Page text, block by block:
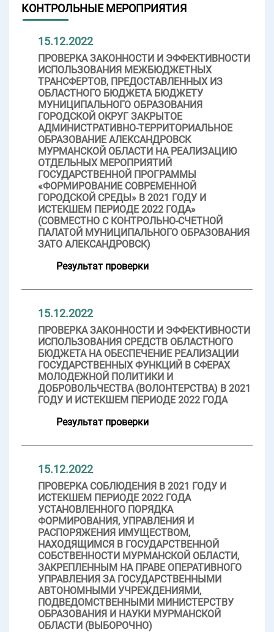
КОНТРОЛЬНЫЕ МЕРОПРИЯТИЯ
15.12.2022
ПРОВЕРКА ЗАКОННОСТИ И ЭФФЕКТИВНОСТИ
ИСПОЛЬЗОВАНИЯ МЕЖБЮДЖЕТНЫХ
ТРАНСФЕРТОВ, ПРЕДОСТАВЛЕННЫХ ИЗ
ОБЛАСТНОГО БЮДЖЕТА БЮДЖЕТУ
МУНИЦИПАЛЬНОГО ОБРАЗОВАНИЯ
ГОРОДСКОЙ ОКРУГ ЗАКРЫТОЕ
АДМИНИСТРАТИВНО-ТЕРРИТОРИАЛЬНОЕ
ОБРАЗОВАНИЕ АЛЕКСАНДРОВСК
МУРМАНСКОЙ ОБЛАСТИ НА РЕАЛИЗАЦИЮ
ОТДЕЛЬНЫХ МЕРОПРИЯТИЙ
ГОСУДАРСТВЕННОЙ ПРОГРАММЫ
«ФОРМИРОВАНИЕ СОВРЕМЕННОЙ
ГОРОДСКОЙ СРЕДЫ» В 2021 ГОДУ И
ИСТЕКШЕМ ПЕРИОДЕ 2022 ГОДА»
(СОВМЕСТНО С КОНТРОЛЬНО-СЧЕТНОЙ
ПАЛАТОЙ МУНИЦИПАЛЬНОГО ОБРАЗОВАНИЯ
ЗАТО АЛЕКСАНДРОВСК)
Результат проверки
15.12.2022
ПРОВЕРКА ЗАКОННОСТИ И ЭФФЕКТИВНОСТИ
ИСПОЛЬЗОВАНИЯ СРЕДСТВ ОБЛАСТНОГО
БЮДЖЕТА НА ОБЕСПЕЧЕНИЕ РЕАЛИЗАЦИИ
ГОСУДАРСТВЕННЫХ ФУНКЦИЙ В СФЕРАХ
МОЛОДЕЖНОЙ ПОЛИТИКИ И
ДОБРОВОЛЬЧЕСТВА (ВОЛОНТЕРСТВА) В 2021
ГОДУ И ИСТЕКШЕМ ПЕРИОДЕ 2022 ГОДА
Результат проверки
15.12.2022
ПРОВЕРКА СОБЛЮДЕНИЯ В 2021 ГОДУ И
ИСТЕКШЕМ ПЕРИОДЕ 2022 ГОДА
УСТАНОВЛЕННОГО ПОРЯДКА
ФОРМИРОВАНИЯ, УПРАВЛЕНИЯ И
РАСПОРЯЖЕНИЯ ИМУЩЕСТВОМ,
НАХОДЯЩИМСЯ В ГОСУДАРСТВЕННОЙ
СОБСТВЕННОСТИ МУРМАНСКОЙ ОБЛАСТИ,
ЗАКРЕПЛЕННЫМ НА ПРАВЕ ОПЕРАТИВНОГО
УПРАВЛЕНИЯ ЗА ГОСУДАРСТВЕННЫМИ
АВТОНОМНЫМИ УЧРЕЖДЕНИЯМИ,
ПОДВЕДОМСТВЕННЫМИ МИНИСТЕРСТВУ
ОБРАЗОВАНИЯ И НАУКИ МУРМАНСКОЙ
ОБЛАСТИ (ВЫБОРОЧНО)